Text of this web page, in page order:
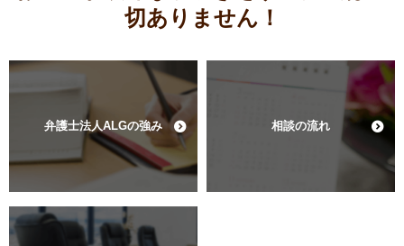
切ありません！
弁護士法人ALGの強み 相談の流れ